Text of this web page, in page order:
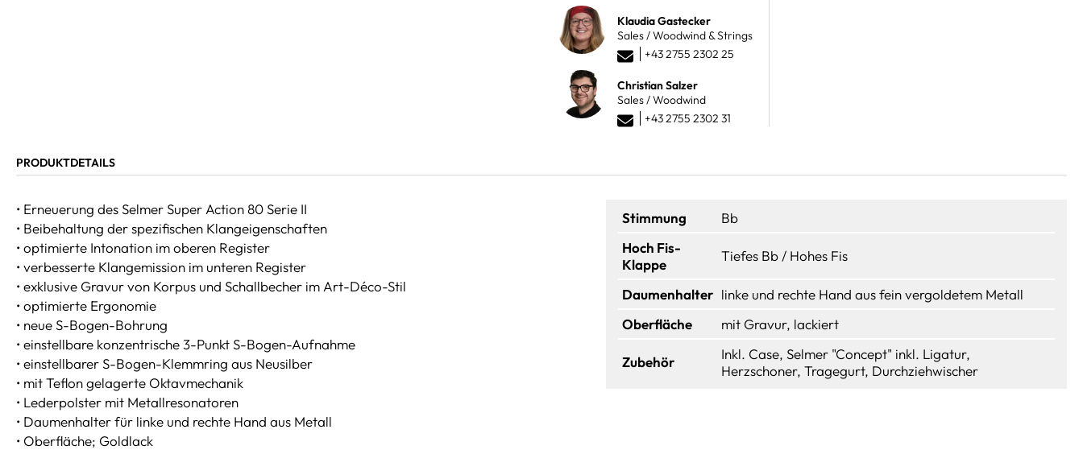
Klaudia Gastecker
Sales / Woodwind & Strings
+43 2755 2302 25
Christian Salzer
Sales / Woodwind
+43 2755 2302 31
PRODUKTDETAILS
• Erneuerung des Selmer Super Action 80 Serie II
• Beibehaltung der spezifischen Klangeigenschaften
• optimierte Intonation im oberen Register
• verbesserte Klangemission im unteren Register
• exklusive Gravur von Korpus und Schallbecher im Art-Déco-Stil
• optimierte Ergonomie
• neue S-Bogen-Bohrung
• einstellbare konzentrische 3-Punkt S-Bogen-Aufnahme
• einstellbarer S-Bogen-Klemmring aus Neusilber
• mit Teflon gelagerte Oktavmechanik
• Lederpolster mit Metallresonatoren
• Daumenhalter für linke und rechte Hand aus Metall
• Oberfläche; Goldlack
Stimmung
Bb
Hoch Fis-
Klappe
Tiefes Bb / Hohes Fis
Daumenhalter linke und rechte Hand aus fein vergoldetem Metall
Oberfläche
mit Gravur, lackiert
Zubehör
Inkl. Case, Selmer "Concept" inkl. Ligatur,
Herzschoner, Tragegurt, Durchziehwischer